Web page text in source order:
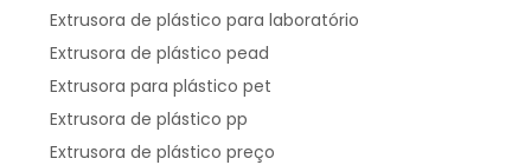
Extrusora de plástico para laboratório
Extrusora de plástico pead
Extrusora para plástico pet
Extrusora de plástico pp
Extrusora de plástico preço